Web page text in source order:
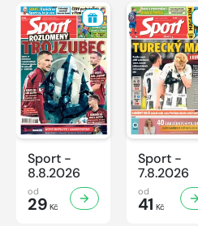
Sport -
8.8.2026
od
29 Kč
Sport -
7.8.2026
od
41 Kč